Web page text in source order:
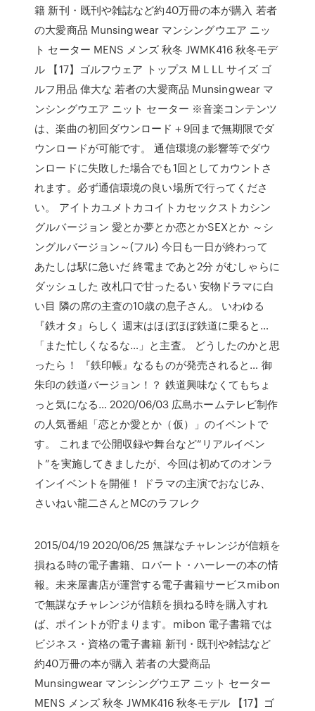
籍 新刊・既刊や雑誌など約40万冊の本が購入 若者
の大愛商品 Munsingwear マンシングウエア ニッ
ト セーター MENS メンズ 秋冬 JWMK416 秋冬モデ
ル 【17】ゴルフウェア トップス M L LL サイズ ゴ
ルフ用品 偉大な 若者の大愛商品 Munsingwear マ
ンシングウエア ニット セーター ※音楽コンテンツ
は、楽曲の初回ダウンロード＋9回まで無期限でダ
ウンロードが可能です。 通信環境の影響等でダウ
ンロードに失敗した場合でも1回としてカウントさ
れます。必ず通信環境の良い場所で行ってくださ
い。 アイトカユメトカコイトカセックストカシン
グルバージョン 愛とか夢とか恋とかSEXとか ～シ
ングルバージョン～(フル) 今日も一日が終わって
あたしは駅に急いだ 終電まであと2分 がむしゃらに
ダッシュした 改札口で甘ったるい 安物ドラマに白
い目 隣の席の主査の10歳の息子さん。 いわゆる
『鉄オタ』らしく 週末はほぼほぼ鉄道に乗ると…
「また忙しくなるな…」と主査。 どうしたのかと思
ったら！ 『鉄印帳』なるものが発売されると… 御
朱印の鉄道バージョン！？ 鉄道興味なくてもちょ
っと気になる… 2020/06/03 広島ホームテレビ制作
の人気番組「恋とか愛とか（仮）」のイベントで
す。 これまで公開収録や舞台など“リアルイベン
ト”を実施してきましたが、今回は初めてのオンラ
インイベントを開催！ ドラマの主演でおなじみ、
さいねい龍二さんとMCのラフレク
2015/04/19 2020/06/25 無謀なチャレンジが信頼を
損ねる時の電子書籍、ロバート・ハーレーの本の情
報。未来屋書店が運営する電子書籍サービスmibon
で無謀なチャレンジが信頼を損ねる時を購入すれ
ば、ポイントが貯まります。mibon 電子書籍では
ビジネス・資格の電子書籍 新刊・既刊や雑誌など
約40万冊の本が購入 若者の大愛商品
Munsingwear マンシングウエア ニット セーター
MENS メンズ 秋冬 JWMK416 秋冬モデル 【17】ゴ